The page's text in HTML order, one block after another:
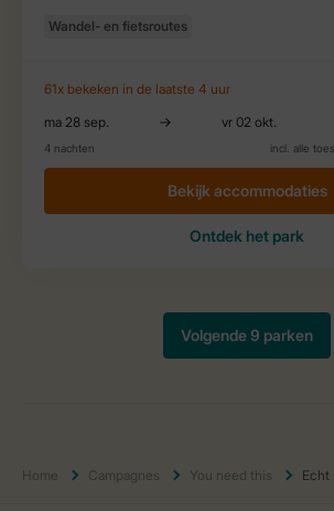
Home Campagnes You need this Echt